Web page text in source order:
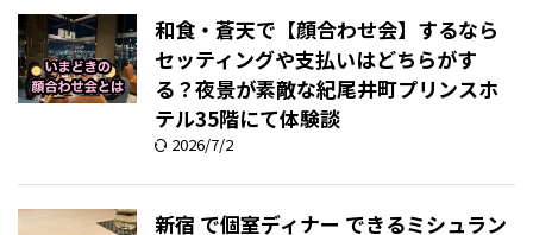
和食・蒼天で【顔合わせ会】するなら
セッティングや支払いはどちらがす
る？夜景が素敵な紀尾井町プリンスホ
テル35階にて体験談
2026/7/2
新宿 で個室ディナー できるミシュラン